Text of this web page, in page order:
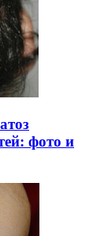
фото и